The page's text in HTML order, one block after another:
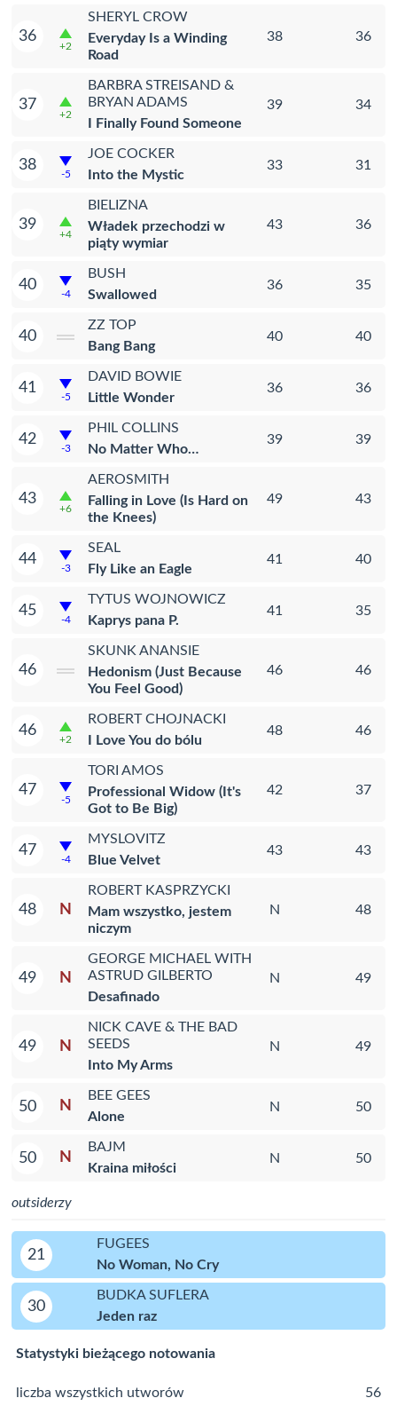
36
+2
SHERYL CROW
Everyday Is a Winding
Road
38 36
37
+2
BARBRA STREISAND &
BRYAN ADAMS
I Finally Found Someone
39 34
38
-5
JOE COCKER
Into the Mystic
33 31
39
+4
BIELIZNA
Władek przechodzi w
piąty wymiar
43 36
40
-4
BUSH
Swallowed
36 35
40
ZZ TOP
Bang Bang
40 40
41
-5
DAVID BOWIE
Little Wonder
36 36
42
-3
PHIL COLLINS
No Matter Who…
39 39
43
+6
AEROSMITH
Falling in Love (Is Hard on
the Knees)
49 43
44
-3
SEAL
Fly Like an Eagle
41 40
45
-4
TYTUS WOJNOWICZ
Kaprys pana P.
41 35
46
SKUNK ANANSIE
Hedonism (Just Because
You Feel Good)
46 46
46
+2
ROBERT CHOJNACKI
I Love You do bólu
48 46
47
-5
TORI AMOS
Professional Widow (It's
Got to Be Big)
42 37
47
-4
MYSLOVITZ
Blue Velvet
43 43
48 N
ROBERT KASPRZYCKI
Mam wszystko, jestem
niczym
N 48
49 N
GEORGE MICHAEL WITH
ASTRUD GILBERTO
Desafinado
N 49
49 N
NICK CAVE & THE BAD
SEEDS
Into My Arms
N 49
50 N
BEE GEES
Alone
N 50
50 N
BAJM
Kraina miłości
N 50
outsiderzy
21
FUGEES
No Woman, No Cry
30
BUDKA SUFLERA
Jeden raz
Statystyki bieżącego notowania
liczba wszystkich utworów
56